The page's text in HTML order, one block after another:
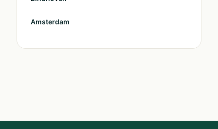
Amsterdam